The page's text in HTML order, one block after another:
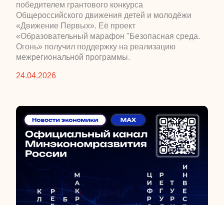
победителем грантового конкурса
Общероссийского движения детей и молодёжи
«Движение Первых». Её проект
«Образовательный марафон "Безопасная среда.
Огонь» получил поддержку на реализацию
межрегиональной программы.
24.04.2026